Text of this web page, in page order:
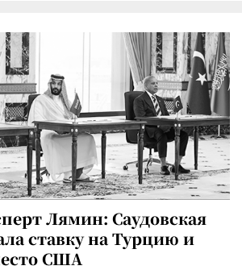
Лямин: Саудовская
ставку на Турцию и
США